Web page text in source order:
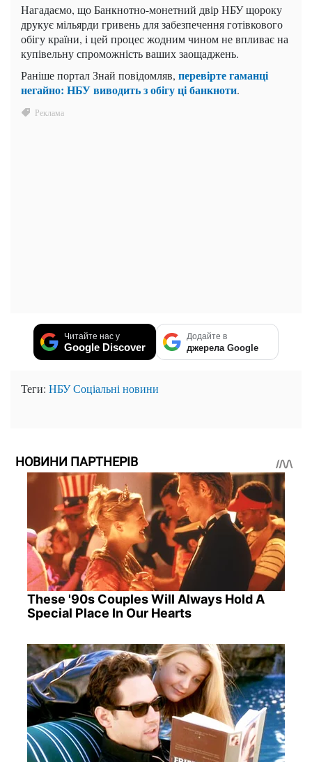
Нагадаємо, що Банкнотно-монетний двір НБУ щороку
друкує мільярди гривень для забезпечення готівкового
обігу країни, і цей процес жодним чином не впливає на
купівельну спроможність ваших заощаджень.
Раніше портал Знай повідомляв, перевірте гаманці
негайно: НБУ виводить з обігу ці банкноти.
Читайте нас у
Google Discover
Додайте в
джерела Google
Теги: НБУСоціальні новини
НОВИНИ ПАРТНЕРІВ
These '90s Couples Will Always Hold A
Special Place In Our Hearts